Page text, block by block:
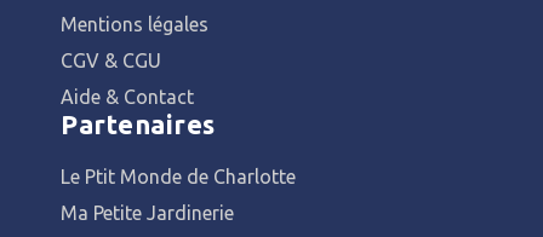
Mentions légales
CGV & CGU
Aide & Contact
Partenaires
Le Ptit Monde de Charlotte
Ma Petite Jardinerie